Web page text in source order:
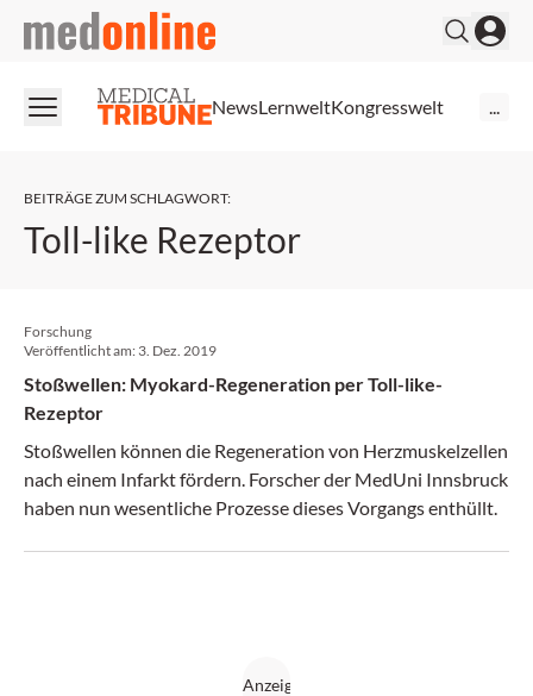
medonline
NewsLernweltKongresswelt
BEITRÄGE ZUM SCHLAGWORT:
Toll-like Rezeptor
Forschung
Veröffentlicht am: 3. Dez. 2019
Stoßwellen: Myokard-Regeneration per Toll-like-
Rezeptor
Stoßwellen können die Regeneration von Herzmuskelzellen
nach einem Infarkt fördern. Forscher der MedUni Innsbruck
haben nun wesentliche Prozesse dieses Vorgangs enthüllt.